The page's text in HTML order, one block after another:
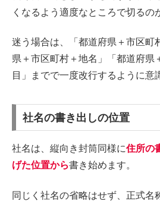
くなるよう適度なところで切るの
迷う場合は、「都道府県＋市区町
県＋市区町村＋地名」「都道府県
目」までで一度改行するように意
社名の書き出しの位置
社名は、縦向き封筒同様に住所の
げた位置から書き始めます。
同じく社名の省略はせず、正式名